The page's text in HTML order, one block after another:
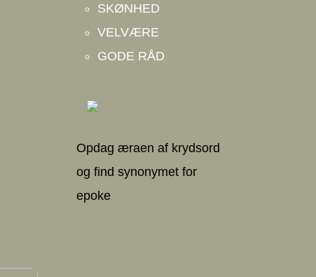
SKØNHED
VELVÆRE
GODE RÅD
Opdag æraen af krydsord
og find synonymet for
epoke